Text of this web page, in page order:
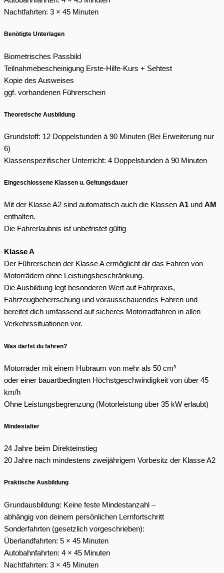
Nachtfahrten: 3 × 45 Minuten
Benötigte Unterlagen
Biometrisches Passbild
Teilnahmebescheinigung Erste-Hilfe-Kurs + Sehtest
Kopie des Ausweises
ggf. vorhandenen Führerschein
Theoretische Ausbildung
Grundstoff: 12 Doppelstunden à 90 Minuten (Bei Erweiterung nur
6)
Klassenspezifischer Unterricht: 4 Doppelstunden à 90 Minuten
Eingeschlossene Klassen u. Geltungsdauer
Mit der Klasse A2 sind automatisch auch die Klassen A1 und AM
enthalten.
Die Fahrerlaubnis ist unbefristet gültig
Klasse A
Der Führerschein der Klasse A ermöglicht dir das Fahren von
Motorrädern ohne Leistungsbeschränkung.
Die Ausbildung legt besonderen Wert auf Fahrpraxis,
Fahrzeugbeherrschung und vorausschauendes Fahren und
bereitet dich umfassend auf sicheres Motorradfahren in allen
Verkehrssituationen vor.
Was darfst du fahren?
Motorräder mit einem Hubraum von mehr als 50 cm³
oder einer bauartbedingten Höchstgeschwindigkeit von über 45
km/h
Ohne Leistungsbegrenzung (Motorleistung über 35 kW erlaubt)
Mindestalter
24 Jahre beim Direkteinstieg
20 Jahre nach mindestens zweijährigem Vorbesitz der Klasse A2
Praktische Ausbildung
Grundausbildung: Keine feste Mindestanzahl –
abhängig von deinem persönlichen Lernfortschritt
Sonderfahrten (gesetzlich vorgeschrieben):
Überlandfahrten: 5 × 45 Minuten
Autobahnfahrten: 4 × 45 Minuten
Nachtfahrten: 3 × 45 Minuten